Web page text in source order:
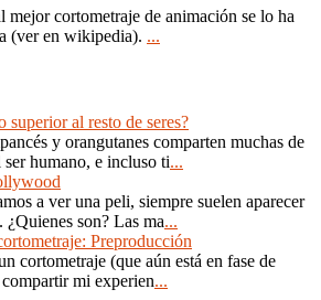
mejor cortometraje de animación se lo ha
(ver en wikipedia). ...
superior al resto de seres?
y orangutanes comparten muchas de
ser humano, e incluso ti...
a ver una peli, siempre suelen aparecer
son? Las ma...
Preproducción
cortometraje (que aún está en fase de
mi experien...